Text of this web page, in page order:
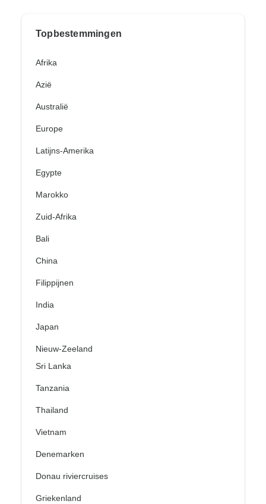
Topbestemmingen
Afrika
Azië
Australië
Europe
Latijns-Amerika
Egypte
Marokko
Zuid-Afrika
Bali
China
Filippijnen
India
Japan
Nieuw-Zeeland
Sri Lanka
Tanzania
Thailand
Vietnam
Denemarken
Donau riviercruises
Griekenland